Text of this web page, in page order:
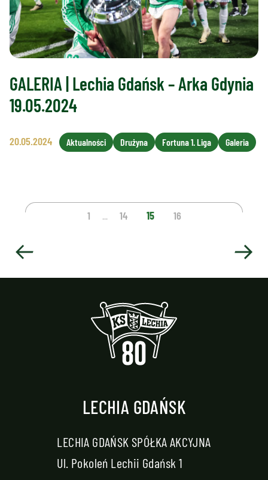
GALERIA | Lechia Gdańsk – Arka Gdynia
19.05.2024
20.05.2024 Aktualności Drużyna Fortuna 1. Liga Galeria
1 14 15 16
LECHIA GDAŃSK
LECHIA GDAŃSK SPÓŁKA AKCYJNA
Ul. Pokoleń Lechii Gdańsk 1